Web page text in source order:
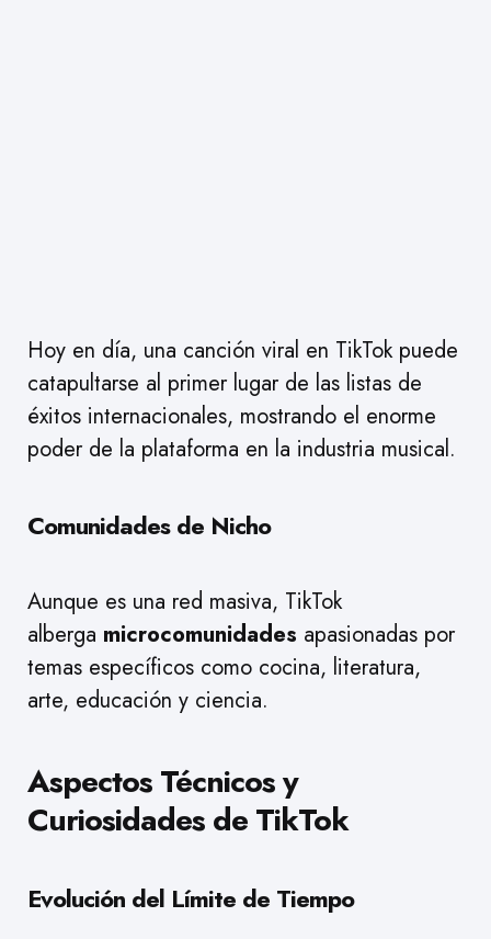
Hoy en día, una canción viral en TikTok puede
catapultarse al primer lugar de las listas de
éxitos internacionales, mostrando el enorme
poder de la plataforma en la industria musical.
Comunidades de Nicho
Aunque es una red masiva, TikTok
alberga microcomunidades apasionadas por
temas específicos como cocina, literatura,
arte, educación y ciencia.
Aspectos Técnicos y
Curiosidades de TikTok
Evolución del Límite de Tiempo